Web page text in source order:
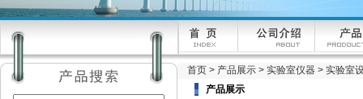
首页 > 产品展示 > 实验室仪器 > 实验室
产品展示